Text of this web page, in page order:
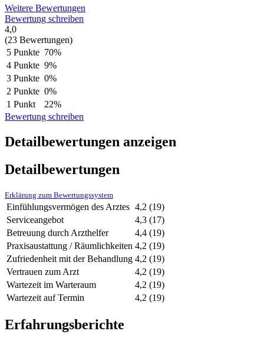
Weitere Bewertungen
Bewertung schreiben
4,0
(23 Bewertungen)
5 Punkte 70%
4 Punkte 9%
3 Punkte 0%
2 Punkte 0%
1 Punkt
22%
Bewertung schreiben
Detailbewertungen anzeigen
Detailbewertungen
Erklärung zum Bewertungssystem
Einfühlungsvermögen des Arztes 4,2 (19)
Serviceangebot
4,3 (17)
Betreuung durch Arzthelfer
4,4 (19)
Praxisaustattung / Räumlichkeiten 4,2 (19)
Zufriedenheit mit der Behandlung 4,2 (19)
Vertrauen zum Arzt
4,2 (19)
Wartezeit im Warteraum
4,2 (19)
Wartezeit auf Termin
4,2 (19)
Erfahrungsberichte